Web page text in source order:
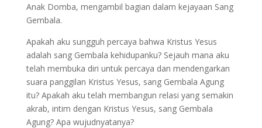
Anak Domba, mengambil bagian dalam kejayaan Sang
Gembala.
Apakah aku sungguh percaya bahwa Kristus Yesus
adalah sang Gembala kehidupanku? Sejauh mana aku
telah membuka diri untuk percaya dan mendengarkan
suara panggilan Kristus Yesus, sang Gembala Agung
itu? Apakah aku telah membangun relasi yang semakin
akrab, intim dengan Kristus Yesus, sang Gembala
Agung? Apa wujudnyatanya?